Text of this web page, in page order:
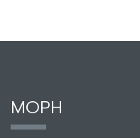
MOPH